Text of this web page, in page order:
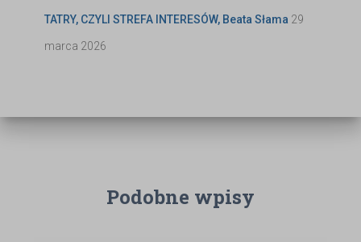
TATRY, CZYLI STREFA INTERESÓW, Beata Słama 29
marca 2026
Podobne wpisy